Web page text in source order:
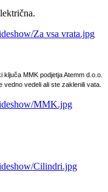
Za vsa vrata.jpg
MMK podjetja Atemm d.o.o.
vedeli ali ste zaklenili vata.
MMK.jpg
Cilindri.jpg